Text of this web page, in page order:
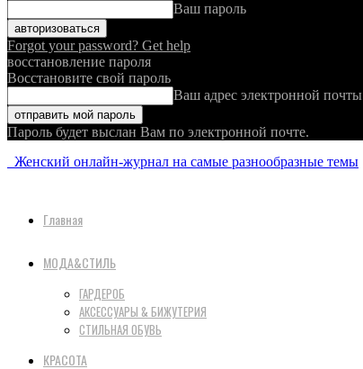
Ваш пароль
Forgot your password? Get help
восстановление пароля
Восстановите свой пароль
Ваш адрес электронной почты
Пароль будет выслан Вам по электронной почте.
Женский онлайн-журнал на самые разнообразные темы
Главная
МОДА&СТИЛЬ
ГАРДЕРОБ
АКСЕССУАРЫ & БИЖУТЕРИЯ
СТИЛЬНАЯ ОБУВЬ
КРАСОТА